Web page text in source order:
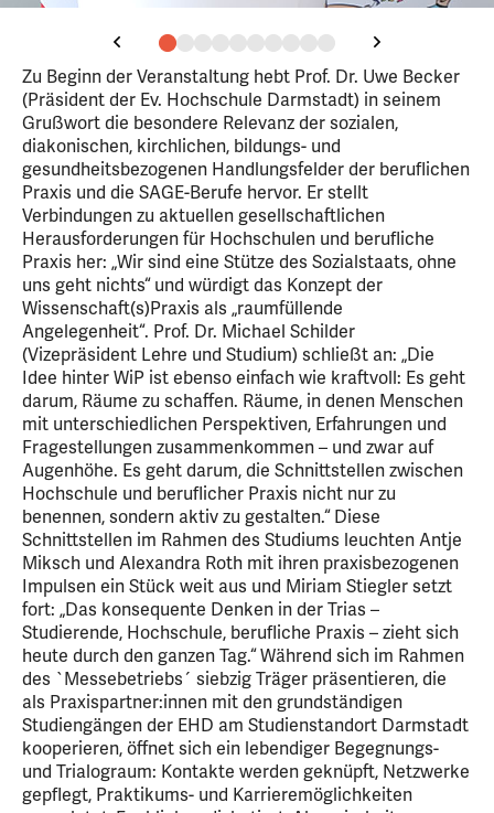
Zu Beginn der Veranstaltung hebt Prof. Dr. Uwe Becker
(Präsident der Ev. Hochschule Darmstadt) in seinem
Grußwort die besondere Relevanz der sozialen,
diakonischen, kirchlichen, bildungs- und
gesundheitsbezogenen Handlungsfelder der beruflichen
Praxis und die SAGE-Berufe hervor. Er stellt
Verbindungen zu aktuellen gesellschaftlichen
Herausforderungen für Hochschulen und berufliche
Praxis her: „Wir sind eine Stütze des Sozialstaats, ohne
uns geht nichts“ und würdigt das Konzept der
Wissenschaft(s)Praxis als „raumfüllende
Angelegenheit“. Prof. Dr. Michael Schilder
(Vizepräsident Lehre und Studium) schließt an: „Die
Idee hinter WiP ist ebenso einfach wie kraftvoll: Es geht
darum, Räume zu schaffen. Räume, in denen Menschen
mit unterschiedlichen Perspektiven, Erfahrungen und
Fragestellungen zusammenkommen – und zwar auf
Augenhöhe. Es geht darum, die Schnittstellen zwischen
Hochschule und beruflicher Praxis nicht nur zu
benennen, sondern aktiv zu gestalten.“ Diese
Schnittstellen im Rahmen des Studiums leuchten Antje
Miksch und Alexandra Roth mit ihren praxisbezogenen
Impulsen ein Stück weit aus und Miriam Stiegler setzt
fort: „Das konsequente Denken in der Trias –
Studierende, Hochschule, berufliche Praxis – zieht sich
heute durch den ganzen Tag.“ Während sich im Rahmen
des `Messebetriebs´ siebzig Träger präsentieren, die
als Praxispartner:innen mit den grundständigen
Studiengängen der EHD am Studienstandort Darmstadt
kooperieren, öffnet sich ein lebendiger Begegnungs-
und Trialograum: Kontakte werden geknüpft, Netzwerke
gepflegt, Praktikums- und Karrieremöglichkeiten